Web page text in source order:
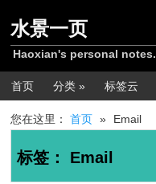
水景一页
Haoxian's personal notes.
主菜单
首页 分类 » 标签云
您在这里：首页 » Email
标签： Email